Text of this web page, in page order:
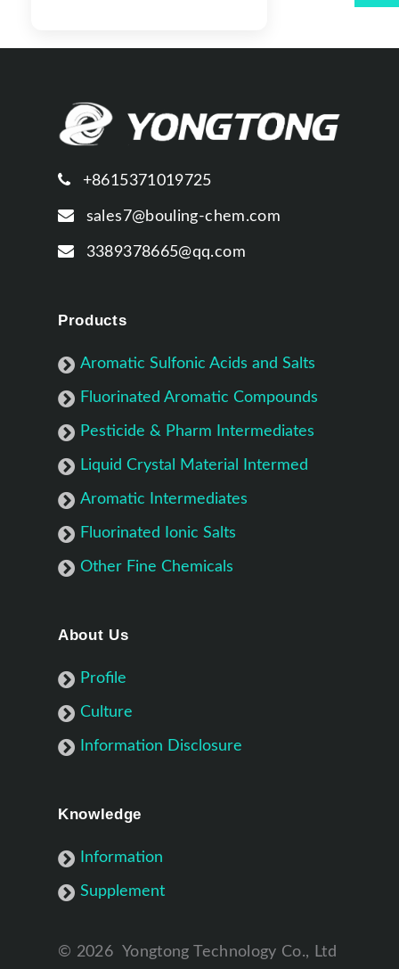
+8615371019725
sales7@bouling-chem.com
3389378665@qq.com
Products
Aromatic Sulfonic Acids and Salts
Fluorinated Aromatic Compounds
Pesticide & Pharm Intermediates
Liquid Crystal Material Intermed
Aromatic Intermediates
Fluorinated Ionic Salts
Other Fine Chemicals
About Us
Profile
Culture
Information Disclosure
Knowledge
Information
Supplement
© 2026 Yongtong Technology Co., Ltd